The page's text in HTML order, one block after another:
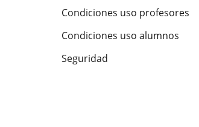
Condiciones uso profesores
Condiciones uso alumnos
Seguridad